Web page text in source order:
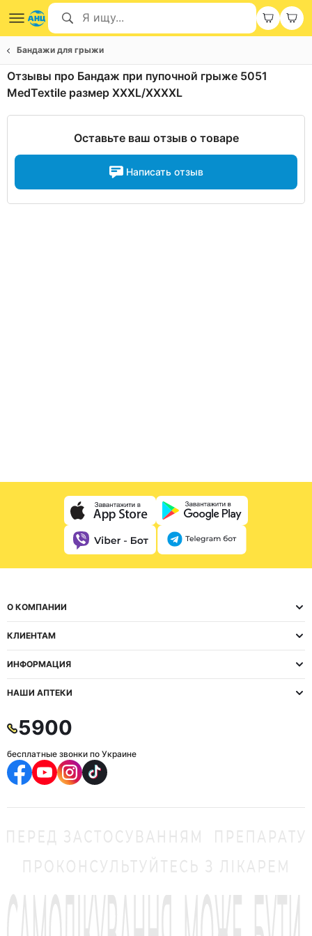
Бандажи для грыжи
Отзывы про Бандаж при пупочной грыже 5051
MedTextile размер XXXL/XXXXL
Оставьте ваш отзыв о товаре
Написать отзыв
О КОМПАНИИ
КЛИЕНТАМ
ИНФОРМАЦИЯ
НАШИ АПТЕКИ
5900
бесплатные звонки по Украине